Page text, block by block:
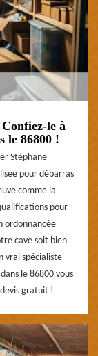
le à
le 86800 !
Stéphane
pour débarras
comme la
pour
ordonnancée
cave soit bien
vrai spécialiste
le 86800 vous
gratuit !